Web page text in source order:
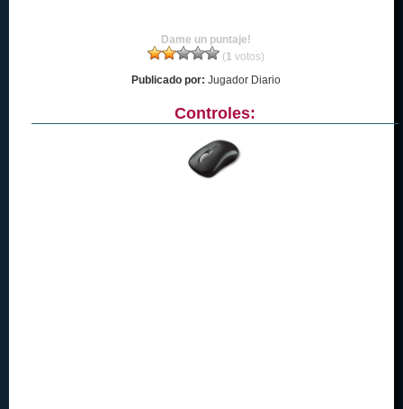
Dame un puntaje!
(1 votos)
Publicado por: Jugador Diario
Controles: